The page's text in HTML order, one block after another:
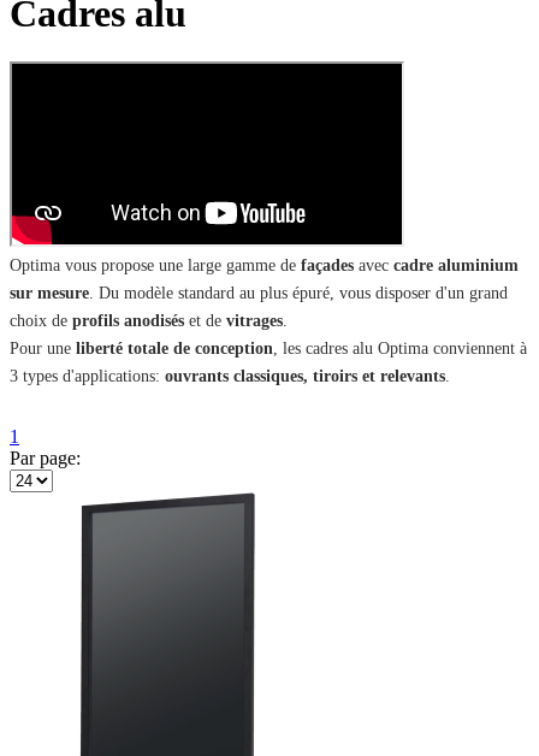
Cadres alu
Optima vous propose une large gamme de façades avec cadre aluminium
sur mesure . Du modèle standard au plus épuré, vous disposer d'un grand
choix de profils anodisés et de vitrages
Pour une liberté totale de conception , les cadres alu Optima conviennent à
3 types d'applications: ouvrants classiques, tiroirs et relevants
1
Par page: